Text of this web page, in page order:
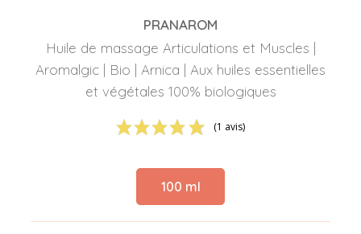
PRANAROM
Huile de massage Articulations et Muscles |
Aromalgic | Bio | Arnica | Aux huiles essentielles
et végétales 100% biologiques
(1 avis)
100 ml